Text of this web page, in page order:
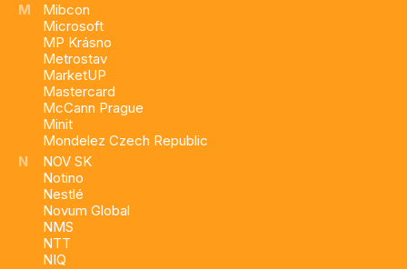
M
Mibcon
Microsoft
MP Krásno
Metrostav
MarketUP
Mastercard
McCann Prague
Minit
Mondelez Czech Republic
N
NOV SK
Notino
Nestlé
Novum Global
NMS
NTT
NIQ